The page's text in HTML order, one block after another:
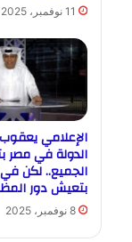
11 نوفمبر، 2025
الإعلامي
الدولة في مصر
الجميع.. لكن في
بتعيش دور
8 نوفمبر، 2025